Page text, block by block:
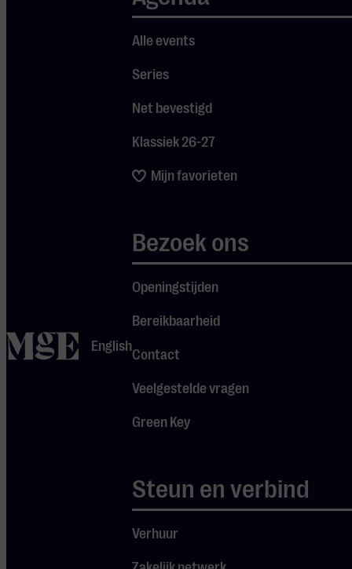
homeEnglish
Alle events
Series
Net bevestigd
Klassiek 26-27
Mijn favorieten
Bezoek ons
Openingstijden
Bereikbaarheid
Contact
Veelgestelde vragen
Green Key
Steun en verbind
Verhuur
Serie Internationale Toporkesten B 20% KORTING
Aankomende
concerten
Di 24 nov
SERIE INTERNATIONALE TOPORKESTEN